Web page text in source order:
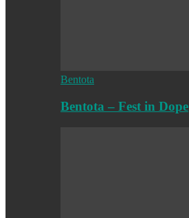
Bentota
Bentota – Fest in Dope